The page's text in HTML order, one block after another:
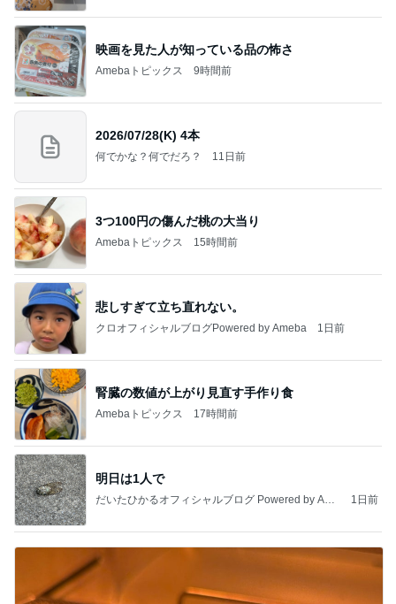
映画を見た人が知っている品の怖さ
Amebaトピックス 9時間前
2026/07/28(K) 4本
何でかな？何でだろ？ 11日前
3つ100円の傷んだ桃の大当り
Amebaトピックス 15時間前
悲しすぎて立ち直れない。
クロオフィシャルブログPowered by Ameba 1日前
腎臓の数値が上がり見直す手作り食
Amebaトピックス 17時間前
明日は1人で
だいたひかるオフィシャルブログ Powered by Ame
1日前